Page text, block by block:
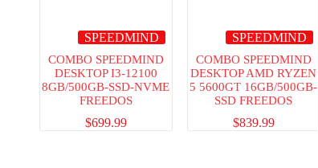
SPEEDMIND
COMBO SPEEDMIND
DESKTOP I3-12100
8GB/500GB-SSD-NVME
FREEDOS
$699.99
SPEEDMIND
COMBO SPEEDMIND
DESKTOP AMD RYZEN
5 5600GT 16GB/500GB-
SSD FREEDOS
$839.99